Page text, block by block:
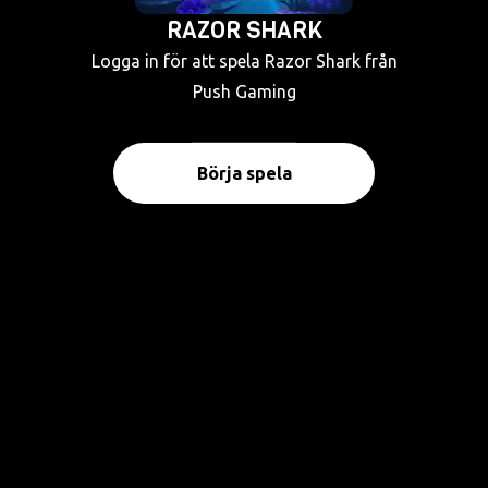
RAZOR SHARK
Logga in för att spela Razor Shark från
Push Gaming
Börja spela